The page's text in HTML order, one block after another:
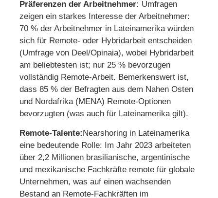
Präferenzen der Arbeitnehmer: Umfragen
zeigen ein starkes Interesse der Arbeitnehmer:
70 % der Arbeitnehmer in Lateinamerika würden
sich für Remote- oder Hybridarbeit entscheiden
(Umfrage von Deel/Opinaia), wobei Hybridarbeit
am beliebtesten ist; nur 25 % bevorzugen
vollständig Remote-Arbeit. Bemerkenswert ist,
dass 85 % der Befragten aus dem Nahen Osten
und Nordafrika (MENA) Remote-Optionen
bevorzugten (was auch für Lateinamerika gilt).
Remote-Talente:Nearshoring in Lateinamerika
eine bedeutende Rolle: Im Jahr 2023 arbeiteten
über 2,2 Millionen brasilianische, argentinische
und mexikanische Fachkräfte remote für globale
Unternehmen, was auf einen wachsenden
Bestand an Remote-Fachkräften im